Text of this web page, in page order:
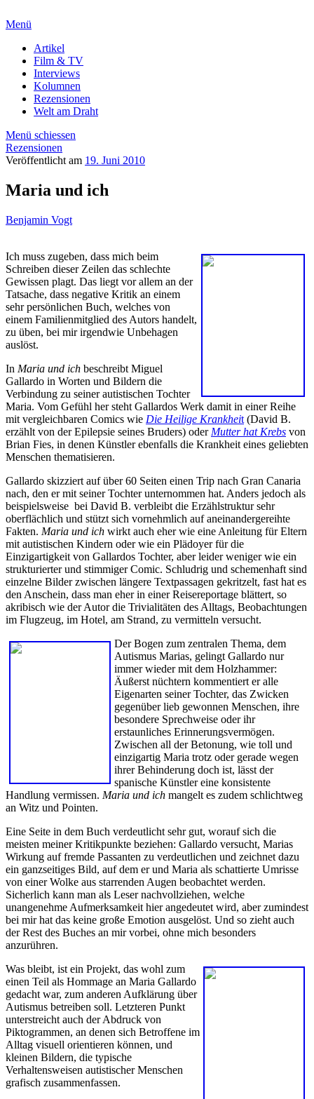
Menü
Artikel
Film & TV
Interviews
Kolumnen
Rezensionen
Welt am Draht
Menü schiessen
Rezensionen
Veröffentlicht am 19. Juni 2010
Maria und ich
Benjamin Vogt
Ich muss zugeben, dass mich beim
Schreiben dieser Zeilen das schlechte
Gewissen plagt. Das liegt vor allem an der
Tatsache, dass negative Kritik an einem
sehr persönlichen Buch, welches von
einem Familienmitglied des Autors handelt,
zu üben, bei mir irgendwie Unbehagen
auslöst.
In Maria und ich beschreibt Miguel
Gallardo in Worten und Bildern die
Verbindung zu seiner autistischen Tochter
Maria. Vom Gefühl her steht Gallardos Werk damit in einer Reihe
mit vergleichbaren Comics wie Die Heilige Krankheit (David B.
erzählt von der Epilepsie seines Bruders) oder Mutter hat Krebs von
Brian Fies, in denen Künstler ebenfalls die Krankheit eines geliebten
Menschen thematisieren.
Gallardo skizziert auf über 60 Seiten einen Trip nach Gran Canaria
nach, den er mit seiner Tochter unternommen hat. Anders jedoch als
beispielsweise bei David B. verbleibt die Erzählstruktur sehr
oberflächlich und stützt sich vornehmlich auf aneinandergereihte
Fakten. Maria und ich wirkt auch eher wie eine Anleitung für Eltern
mit autistischen Kindern oder wie ein Plädoyer für die
Einzigartigkeit von Gallardos Tochter, aber leider weniger wie ein
strukturierter und stimmiger Comic. Schludrig und schemenhaft sind
einzelne Bilder zwischen längere Textpassagen gekritzelt, fast hat es
den Anschein, dass man eher in einer Reisereportage blättert, so
akribisch wie der Autor die Trivialitäten des Alltags, Beobachtungen
im Flugzeug, im Hotel, am Strand, zu vermitteln versucht.
Der Bogen zum zentralen Thema, dem
Autismus Marias, gelingt Gallardo nur
immer wieder mit dem Holzhammer:
Äußerst nüchtern kommentiert er alle
Eigenarten seiner Tochter, das Zwicken
gegenüber lieb gewonnen Menschen, ihre
besondere Sprechweise oder ihr
erstaunliches Erinnerungsvermögen.
Zwischen all der Betonung, wie toll und
einzigartig Maria trotz oder gerade wegen
ihrer Behinderung doch ist, lässt der
spanische Künstler eine konsistente
Handlung vermissen. Maria und ich mangelt es zudem schlichtweg
an Witz und Pointen.
Eine Seite in dem Buch verdeutlicht sehr gut, worauf sich die
meisten meiner Kritikpunkte beziehen: Gallardo versucht, Marias
Wirkung auf fremde Passanten zu verdeutlichen und zeichnet dazu
ein ganzseitiges Bild, auf dem er und Maria als schattierte Umrisse
von einer Wolke aus starrenden Augen beobachtet werden.
Sicherlich kann man als Leser nachvollziehen, welche
unangenehme Aufmerksamkeit hier angedeutet wird, aber zumindest
bei mir hat das keine große Emotion ausgelöst. Und so zieht auch
der Rest des Buches an mir vorbei, ohne mich besonders
anzurühren.
Was bleibt, ist ein Projekt, das wohl zum
einen Teil als Hommage an Maria Gallardo
gedacht war, zum anderen Aufklärung über
Autismus betreiben soll. Letzteren Punkt
unterstreicht auch der Abdruck von
Piktogrammen, an denen sich Betroffene im
Alltag visuell orientieren können, und
kleinen Bildern, die typische
Verhaltensweisen autistischer Menschen
grafisch zusammenfassen.